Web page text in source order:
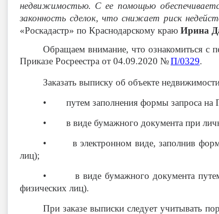
недвижимостью. С ее помощью
законность сделок, что снижает риск
«Роскадастр» по Краснодарскому краю Ирина
Обращаем внимание, что ознакомиться с
Приказе Росреестра от 04.09.2020 №П/0329.
Заказать выписку об объекте
• путем заполнения формы запроса на
• в виде бумажного документа при
• в электронном виде, заполнив форму
лиц);
• в виде бумажного документа путем
физических лиц).
При заказе выписки следует учитывать